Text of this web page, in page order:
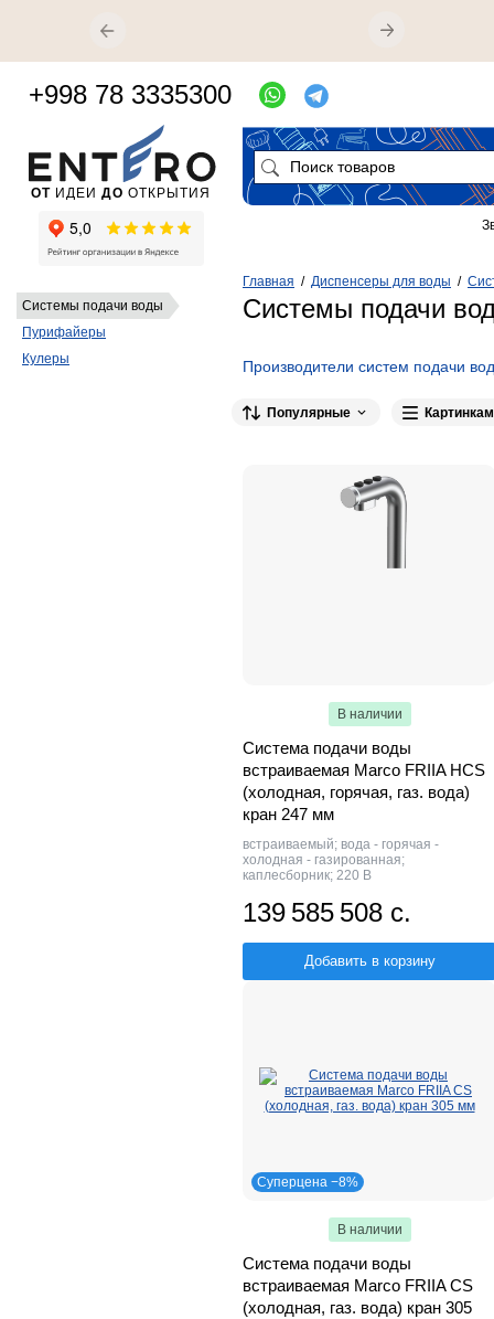
Главная / Диспенсеры для воды /
Системы подачи
Производители систем подачи
Популярные
В наличии
Система подачи воды
встраиваемая Marco FRIIA HCS
(холодная, горячая, газ. вода)
кран 247 мм
встраиваемый; вода - горячая -
холодная - газированная;
каплесборник; 220 В
139 585 508 с.
Добавить в корзину
Суперцена −8%
В наличии
Система подачи воды
встраиваемая Marco FRIIA CS
(холодная, газ. вода) кран 305
Системы подачи воды
Пурифайеры
Кулеры
ОТ ИДЕИ ДО ОТКРЫТИЯ
+998 78 3335300